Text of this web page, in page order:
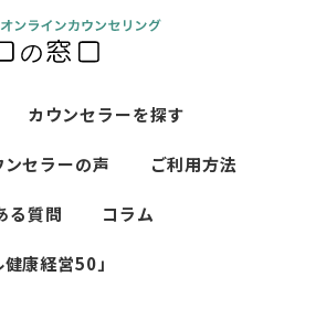
自分らしく生きるとは？ 悩ん
りたいこと
トや対処法も】
いい？カウンセリングで心の
グの流れや使い方
ンセリングの回数は？症状や
ウンセリング回数や期間の
ー重視！『ココロの窓口』は
名出し不要
グは高い？1分100円『ココ
！予約不要のココロの窓口の
は
版】オンラインカウンセリ
｜料金・資格・今すぐ相談で
ぶ
カウンセラーを探す
ンセラーの声 ご利用方法
る質問 コラム
康経営50」